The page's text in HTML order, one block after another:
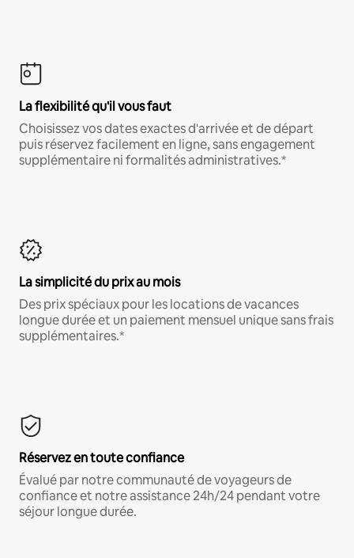
La flexibilité qu'il vous faut
Choisissez vos dates exactes d'arrivée et de départ
puis réservez facilement en ligne, sans engagement
supplémentaire ni formalités administratives.*
La simplicité du prix au mois
Des prix spéciaux pour les locations de vacances
longue durée et un paiement mensuel unique sans frais
supplémentaires.*
Réservez en toute confiance
Évalué par notre communauté de voyageurs de
confiance et notre assistance 24h/24 pendant votre
séjour longue durée.